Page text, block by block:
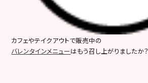
カフェやテイクアウトで販売中の
バレンタインメニューはもう召し上がりましたか？